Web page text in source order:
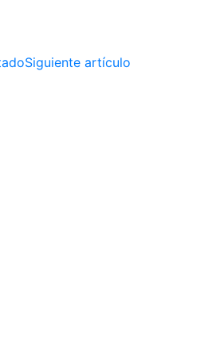
Siguiente artículo